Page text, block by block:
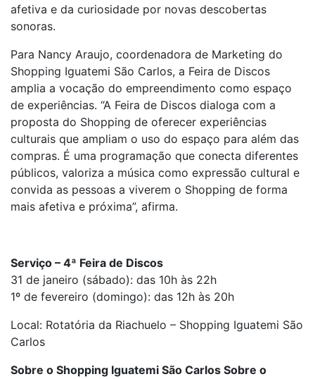
afetiva e da curiosidade por novas descobertas
sonoras.
Para Nancy Araujo, coordenadora de Marketing do
Shopping Iguatemi São Carlos, a Feira de Discos
amplia a vocação do empreendimento como espaço
de experiências. “A Feira de Discos dialoga com a
proposta do Shopping de oferecer experiências
culturais que ampliam o uso do espaço para além das
compras. É uma programação que conecta diferentes
públicos, valoriza a música como expressão cultural e
convida as pessoas a viverem o Shopping de forma
mais afetiva e próxima”, afirma.
Serviço – 4ª Feira de Discos
31 de janeiro (sábado): das 10h às 22h
1º de fevereiro (domingo): das 12h às 20h
Local: Rotatória da Riachuelo – Shopping Iguatemi São
Carlos
Sobre o Shopping Iguatemi São Carlos Sobre o